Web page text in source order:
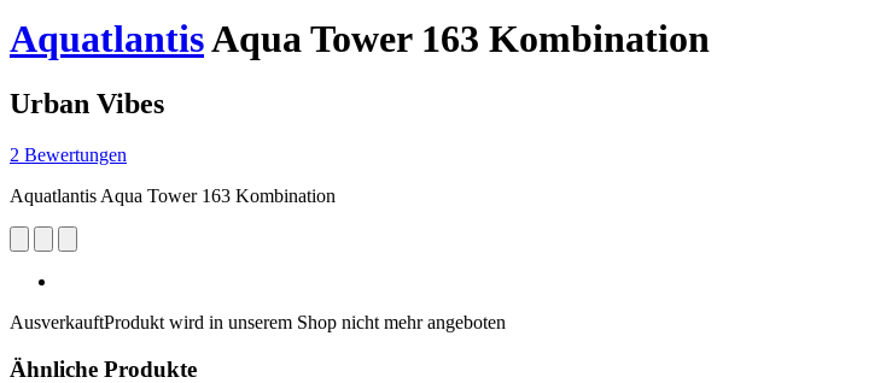
AquatlantisAqua Tower 163 Kombination
Urban Vibes
2 Bewertungen
Aquatlantis Aqua Tower 163 Kombination
AusverkauftProdukt wird in unserem Shop nicht mehr angeboten
Ähnliche Produkte